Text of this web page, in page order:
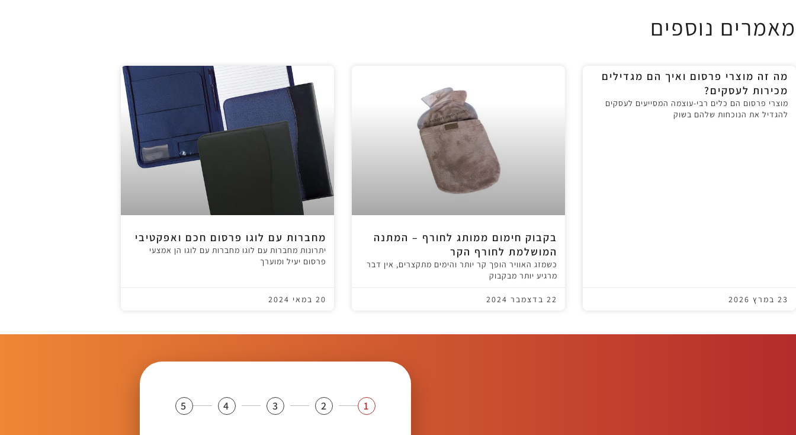
מאמרים נוספים
מה זה מוצרי פרסום ואיך הם מגדילים
מכירות לעסקים?
מוצרי פרסום הם כלים רבי-עוצמה המסייעים לעסקים
להגדיל את הנוכחות שלהם בשוק
23 במרץ 2026
בקבוק חימום ממותג לחורף – המתנה
המושלמת לחורף הקר
כשמזג האוויר הופך קר יותר והימים מתקצרים, אין דבר
מרגיע יותר מבקבוק
22 בדצמבר 2024
מחברות עם לוגו פרסום חכם ואפקטיבי
יתרונות מחברות עם לוגו מחברות עם לוגו הן אמצעי
פרסום יעיל ומוערך
20 במאי 2024
1
2
3
4
5